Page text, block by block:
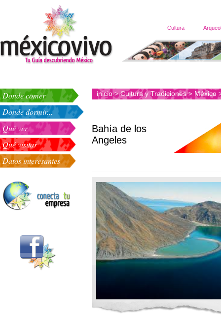
Cultura
Donde comer
Donde dormir...
Qué ver
Qué visitar
Datos interesantes
inicio>Cultura y Tradiciones> México
Bahía de los
Angeles